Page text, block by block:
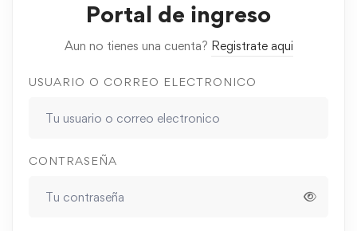
Portal de ingreso
Aun no tienes una cuenta? Registrate aqui
USUARIO O CORREO ELECTRONICO
CONTRASEÑA